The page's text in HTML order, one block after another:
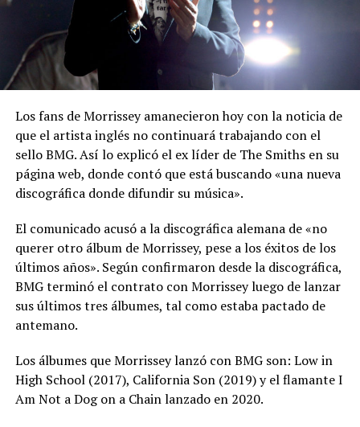
Los fans de Morrissey amanecieron hoy con la noticia de
que el artista inglés no continuará trabajando con el
sello BMG. Así lo explicó el ex líder de The Smiths en su
página web, donde contó que está buscando «una nueva
discográfica donde difundir su música».
El comunicado acusó a la discográfica alemana de «no
querer otro álbum de Morrissey, pese a los éxitos de los
últimos años». Según confirmaron desde la discográfica,
BMG terminó el contrato con Morrissey luego de lanzar
sus últimos tres álbumes, tal como estaba pactado de
antemano.
Los álbumes que Morrissey lanzó con BMG son: Low in
High School (2017), California Son (2019) y el flamante I
Am Not a Dog on a Chain lanzado en 2020.